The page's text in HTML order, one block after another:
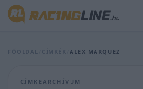
FŐOLDAL CÍMKÉK /ALEX MARQUEZ
CÍMKEARCHÍVUM
Márquez
élen